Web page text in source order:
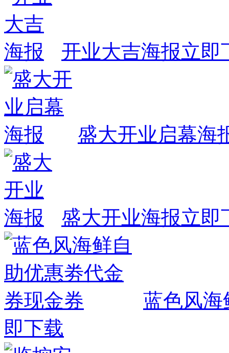
开业大吉海报立即
盛大开业启幕海
盛大开业海报立即
蓝色风海
即下载